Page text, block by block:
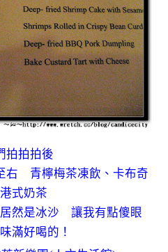
拍拍拍後
右 青檸梅茶凍飲、卡布奇
式奶茶
然是冰沙 讓我有點傻眼
滿好喝的！